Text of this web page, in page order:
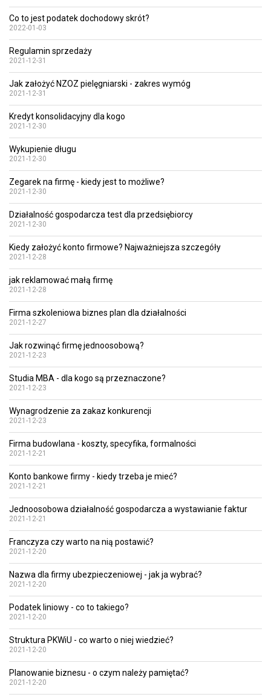
Co to jest podatek dochodowy skrót?
2022-01-03
Regulamin sprzedaży
2021-12-31
Jak założyć NZOZ pielęgniarski - zakres wymóg
2021-12-31
Kredyt konsolidacyjny dla kogo
2021-12-30
Wykupienie długu
2021-12-30
Zegarek na firmę - kiedy jest to możliwe?
2021-12-30
Działalność gospodarcza test dla przedsiębiorcy
2021-12-30
Kiedy założyć konto firmowe? Najważniejsza szczegóły
2021-12-28
jak reklamować małą firmę
2021-12-28
Firma szkoleniowa biznes plan dla działalności
2021-12-27
Jak rozwinąć firmę jednoosobową?
2021-12-23
Studia MBA - dla kogo są przeznaczone?
2021-12-23
Wynagrodzenie za zakaz konkurencji
2021-12-23
Firma budowlana - koszty, specyfika, formalności
2021-12-21
Konto bankowe firmy - kiedy trzeba je mieć?
2021-12-21
Jednoosobowa działalność gospodarcza a wystawianie faktur
2021-12-21
Franczyza czy warto na nią postawić?
2021-12-20
Nazwa dla firmy ubezpieczeniowej - jak ja wybrać?
2021-12-20
Podatek liniowy - co to takiego?
2021-12-20
Struktura PKWiU - co warto o niej wiedzieć?
2021-12-20
Planowanie biznesu - o czym należy pamiętać?
2021-12-20